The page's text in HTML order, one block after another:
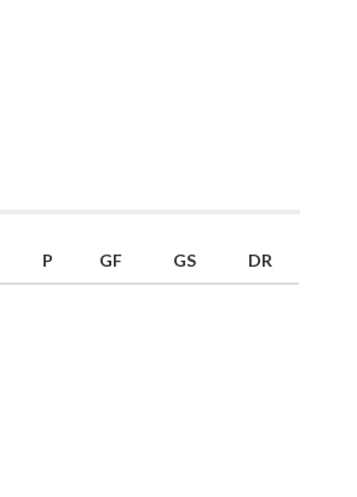
P GF GS DR